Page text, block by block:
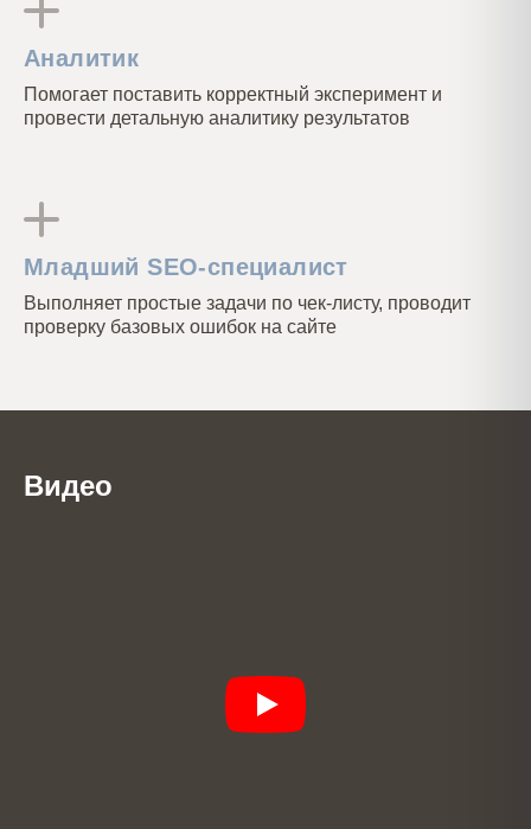
Аналитик
Помогает поставить корректный эксперимент и
провести детальную аналитику результатов
Младший SEO-специалист
Выполняет простые задачи по чек-листу, проводит
проверку базовых ошибок на сайте
Видео